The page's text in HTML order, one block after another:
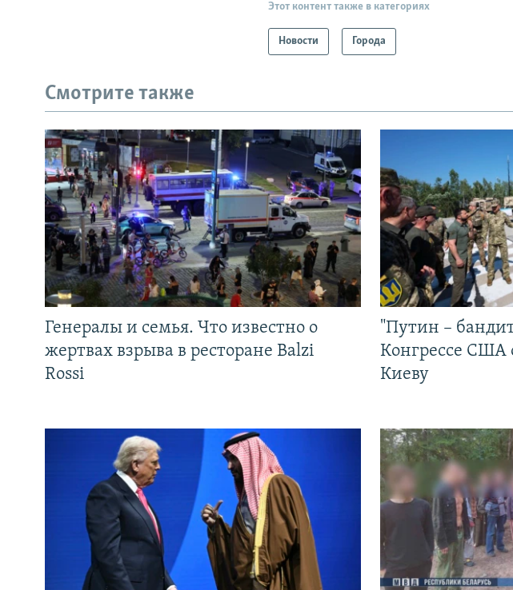
Этот контент также в категориях
Новости Города
Смотрите также
Генералы и семья. Что известно о
жертвах взрыва в ресторане Balzi
Rossi
"Путин –
Конгрессе США
Киеву